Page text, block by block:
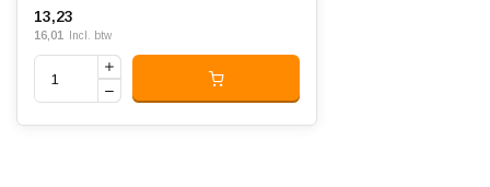
13,23
16,01 Incl. btw